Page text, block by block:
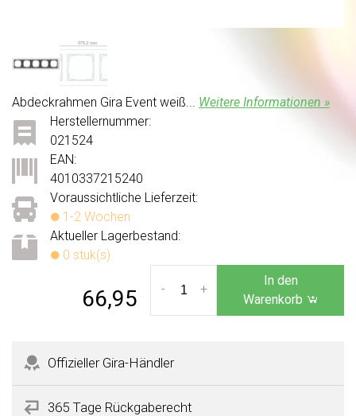
Abdeckrahmen Gira Event weiß... Weitere Informationen »
Voraussichtliche Lieferzeit:
1-2 Wochen
Aktueller Lagerbestand:
0 stuk(s)
Herstellernummer:
021524
EAN:
4010337215240
66,95 +
-
In den
Warenkorb
Offizieller Gira-Händler
365 Tage Rückgaberecht